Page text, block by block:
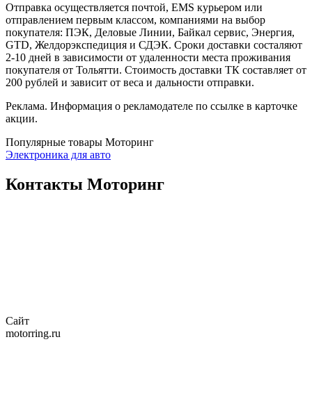
Отправка осуществляется почтой, EMS курьером или
отправлением первым классом, компаниями на выбор
покупателя: ПЭК, Деловые Линии, Байкал сервис, Энергия,
GTD, Желдорэкспедиция и СДЭК. Сроки доставки состаляют
2-10 дней в зависимости от удаленности места проживания
покупателя от Тольятти. Стоимость доставки ТК составляет от
200 рублей и зависит от веса и дальности отправки.
Реклама. Информация о рекламодателе по ссылке в карточке
акции.
Популярные товары Моторинг
Электроника для авто
Контакты Моторинг
Сайт
motorring.ru